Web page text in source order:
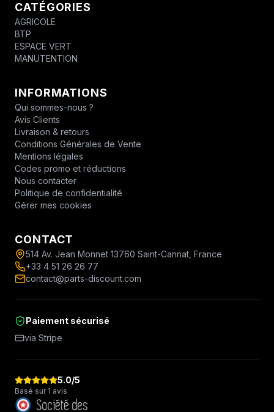
CATÉGORIES
AGRICOLE
BTP
ESPACE VERT
MANUTENTION
INFORMATIONS
Qui sommes-nous ?
Avis Clients
Livraison & retours
Conditions Générales de Vente
Mentions légales
Codes promo et réductions
Nous contacter
Politique de confidentialité
Gérer mes cookies
CONTACT
514 Av. Jean Monnet 13760 Saint-Cannat, France
+33 4 51 26 26 77
contact@parts-discount.com
Paiement sécurisé
via Stripe
5.0/5
Basé sur 1 avis